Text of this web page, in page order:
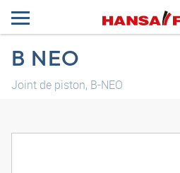
B NEO
Joint de piston, B-NEO